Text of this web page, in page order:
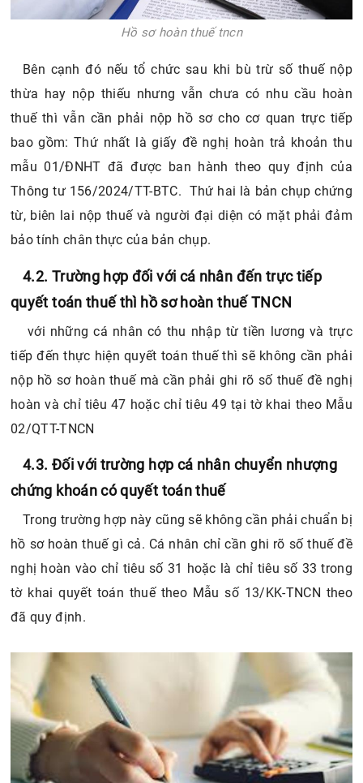
Hồ sơ hoàn thuế tncn
Bên cạnh đó nếu tổ chức sau khi bù trừ số thuế nộp
thừa hay nộp thiếu nhưng vẫn chưa có nhu cầu hoàn
thuế thì vẫn cần phải nộp hồ sơ cho cơ quan trực tiếp
bao gồm: Thứ nhất là giấy đề nghị hoàn trả khoản thu
mẫu 01/ĐNHT đã được ban hành theo quy định của
Thông tư 156/2024/TT-BTC. Thứ hai là bản chụp chứng
từ, biên lai nộp thuế và người đại diện có mặt phải đảm
bảo tính chân thực của bản chụp.
4.2. Trường hợp đối với cá nhân đến trực tiếp
quyết toán thuế thì hồ sơ hoàn thuế TNCN
với những cá nhân có thu nhập từ tiền lương và trực
tiếp đến thực hiện quyết toán thuế thì sẽ không cần phải
nộp hồ sơ hoàn thuế mà cần phải ghi rõ số thuế đề nghị
hoàn và chỉ tiêu 47 hoặc chỉ tiêu 49 tại tờ khai theo Mẫu
02/QTT-TNCN
4.3. Đối với trường hợp cá nhân chuyển nhượng
chứng khoán có quyết toán thuế
Trong trường hợp này cũng sẽ không cần phải chuẩn bị
hồ sơ hoàn thuế gì cả. Cá nhân chỉ cần ghi rõ số thuế đề
nghị hoàn vào chỉ tiêu số 31 hoặc là chỉ tiêu số 33 trong
tờ khai quyết toán thuế theo Mẫu số 13/KK-TNCN theo
đã quy định.